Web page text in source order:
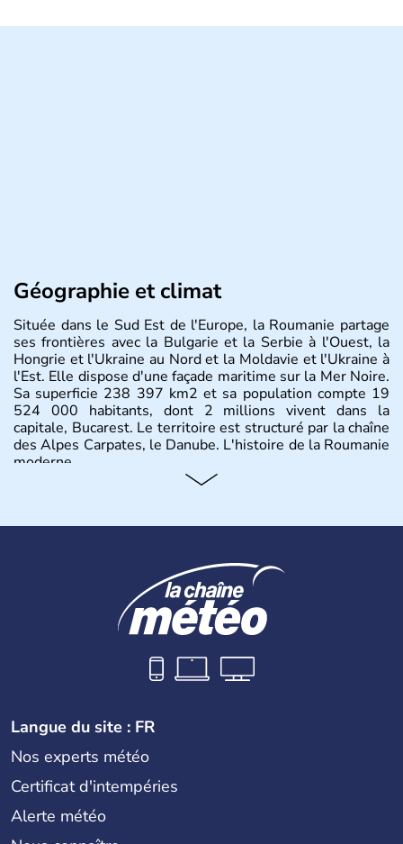
Géographie et climat
Située dans le Sud Est de l'Europe, la Roumanie partage
ses frontières avec la Bulgarie et la Serbie à l'Ouest, la
Hongrie et l'Ukraine au Nord et la Moldavie et l'Ukraine à
l'Est. Elle dispose d'une façade maritime sur la Mer Noire.
Sa superficie 238 397 km2 et sa population compte 19
524 000 habitants, dont 2 millions vivent dans la
capitale, Bucarest. Le territoire est structuré par la chaîne
des Alpes Carpates, le Danube. L'histoire de la Roumanie
moderne.
Langue du site : FR
Nos experts météo
Certificat d'intempéries
Alerte météo